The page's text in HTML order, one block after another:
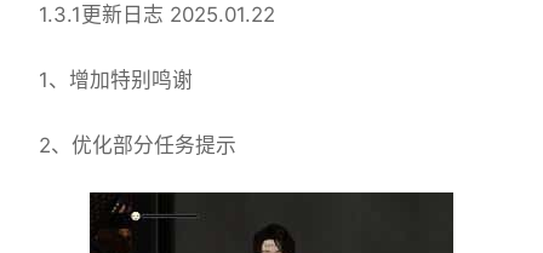
1.3.1更新日志 2025.01.22
1、增加特别鸣谢
2、优化部分任务提示